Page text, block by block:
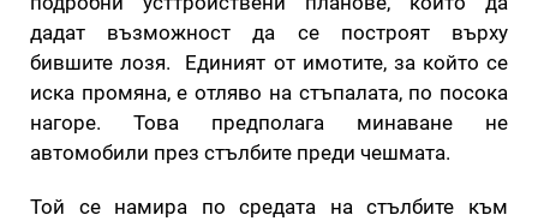
дадат възможност да се построят върху
бившите лозя. Единият от имотите, за който се
иска промяна, е отляво на стъпалата, по посока
нагоре. Това предполага минаване не
автомобили през стълбите преди чешмата.
Той се намира по средата на стълбите към